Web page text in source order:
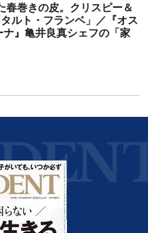
春巻きの皮。クリスピー＆
ルト・フランベ」／『オス
ナ』亀井良真シェフの「家